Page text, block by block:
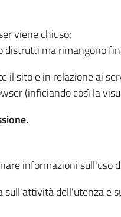
viene chiuso;
ma rimangono
il sito e in relazione ai
(inficiando così la
informazioni sull'uso
dell'utenza e